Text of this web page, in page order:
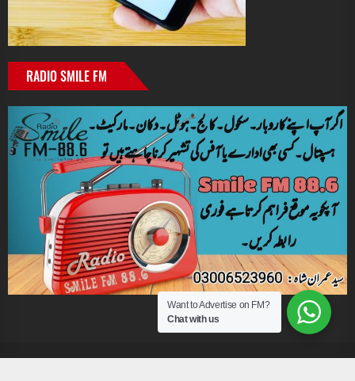
RADIO SMILE FM
Want to Advertise on FM?
Chat with us